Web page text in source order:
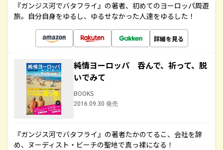
『ガンジス河でバタフライ』の著者、初めてのヨーロッパ周遊
旅。自分自身をゆるし、ゆるせなかった人達をゆるした！
詳細を見る
純情ヨーロッパ 呑んで、祈って、脱
いでみて
BOOKS
2016.09.30 発売
『ガンジス河でバタフライ』の著者たかのてるこ、会社を辞
め、ヌーディスト・ビーチの聖地で真っ裸になる！